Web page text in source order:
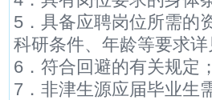
5．具备应聘岗位所需的
科研条件、年龄等要求详
6．符合回避的有关规定；
7．非津生源应届毕业生